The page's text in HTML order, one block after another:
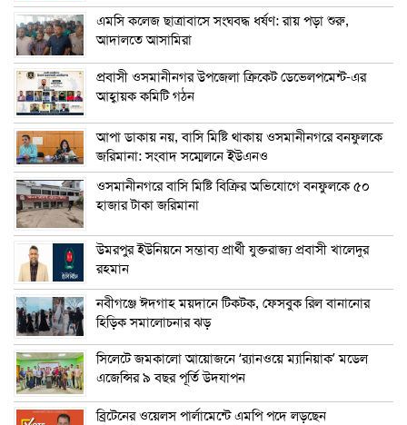
এম‌সি কলেজ ছাত্রাবাসে সংঘবদ্ধ ধর্ষণ: রায় পড়া শুরু,
আদালতে আসামিরা
প্রবাসী ওসমানীনগর উপজেলা ক্রিকেট ডেভেলপমেন্ট-এর
আহ্বায়ক কমিটি গঠন
আপা ডাকায় নয়, বাসি মিষ্টি থাকায় ওসমানীনগরে বনফুলকে
জরিমানা: সংবাদ সম্মেলনে ইউএনও
ওসমানীনগরে বাসি মিষ্টি বিক্রির অভিযোগে বনফুলকে ৫০
হাজার টাকা জরিমানা
উমরপুর ইউনিয়নে সম্ভাব্য প্রার্থী যুক্তরাজ্য প্রবাসী খালেদুর
রহমান
নবীগঞ্জে ঈদগাহ ময়দানে টিকটক, ফেসবুক রিল বানানোর
হিড়িক সমালোচনার ঝড়
সিলেটে জমকালো আয়োজনে ‘র‍্যানওয়ে ম্যানিয়াক’ মডেল
এজেন্সির ৯ বছর পূর্তি উদযাপন
ব্রিটেনের ওয়েলস পার্লামেন্টে এমপি পদে লড়ছেন